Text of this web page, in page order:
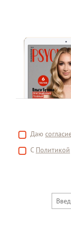
Даю
С Политикой